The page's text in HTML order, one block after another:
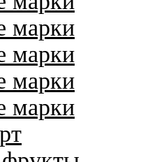
марки
марки
марки
марки